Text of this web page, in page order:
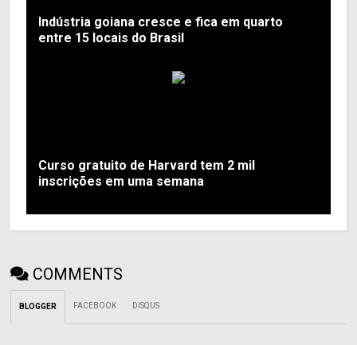
Indústria goiana cresce e fica em quarto
entre 15 locais do Brasil
Curso gratuito de Harvard tem 2 mil
inscrições em uma semana
COMMENTS
BLOGGER FACEBOOK DISQUS